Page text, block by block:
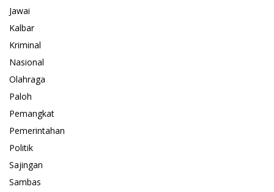
Jawai
Kalbar
Kriminal
Nasional
Olahraga
Paloh
Pemangkat
Pemerintahan
Politik
Sajingan
Sambas